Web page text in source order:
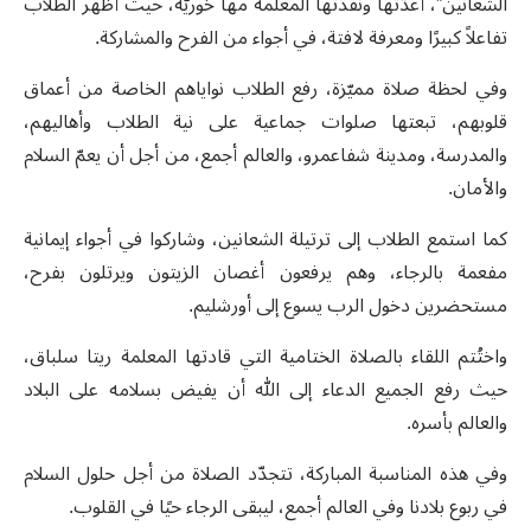
تفاعلاً كبيرًا ومعرفة لافتة، في أجواء من الفرح والمشاركة.
وفي لحظة صلاة مميّزة، رفع الطلاب نواياهم الخاصة من أعماق
قلوبهم، تبعتها صلوات جماعية على نية الطلاب وأهاليهم،
والمدرسة، ومدينة شفاعمرو، والعالم أجمع، من أجل أن يعمّ السلام
والأمان.
كما استمع الطلاب إلى ترتيلة الشعانين، وشاركوا في أجواء إيمانية
مفعمة بالرجاء، وهم يرفعون أغصان الزيتون ويرتلون بفرح،
مستحضرين دخول الرب يسوع إلى أورشليم.
واختُتم اللقاء بالصلاة الختامية التي قادتها المعلمة ريتا سلباق،
حيث رفع الجميع الدعاء إلى الله أن يفيض بسلامه على البلاد
والعالم بأسره.
وفي هذه المناسبة المباركة، تتجدّد الصلاة من أجل حلول السلام
في ربوع بلادنا وفي العالم أجمع، ليبقى الرجاء حيًا في القلوب.